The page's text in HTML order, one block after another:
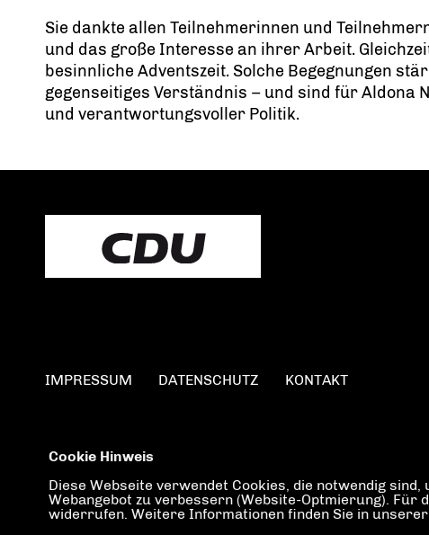
Sie dankte allen Teilnehmerinnen und
und das große Interesse an ihrer Arbeit.
besinnliche Adventszeit. Solche Begegnungen
gegenseitiges Verständnis – und sind für Aldona
und verantwortungsvoller Politik.
IMPRESSUM DATENSCHUTZ KONTAKT
Cookie Hinweis
Diese Webseite verwendet Cookies, die notwendig
Webangebot zu verbessern (Website-Optmierung). Für
widerrufen. Weitere Informationen finden Sie in unserer